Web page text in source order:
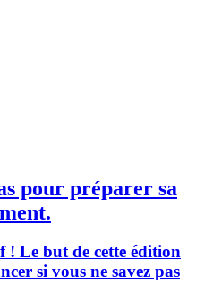
pour préparer sa
! Le but de cette édition
si vous ne savez pas